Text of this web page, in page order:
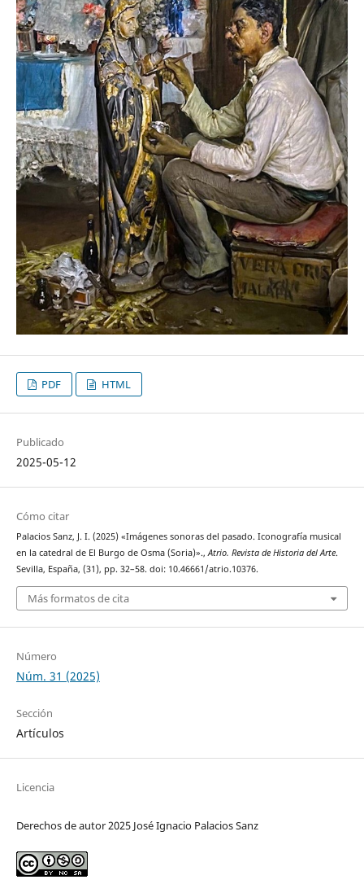
PDF HTML
Publicado
2025-05-12
Cómo citar
Palacios Sanz, J. I. (2025) «Imágenes sonoras del pasado. Iconografía musical
en la catedral de El Burgo de Osma (Soria)».,Atrio. Revista de Historia del Arte.
Sevilla, España, (31), pp. 32–58. doi: 10.46661/atrio.10376.
Más formatos de cita
Número
Núm. 31 (2025)
Sección
Artículos
Licencia
Derechos de autor 2025 José Ignacio Palacios Sanz